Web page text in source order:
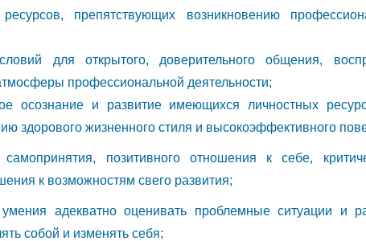
ресурсов, препятствующих возникновению
для открытого, доверительного общения,
профессиональной деятельности;
осознание и развитие имеющихся личностных
здорового жизненного стиля и высокоэффективного
позитивного отношения к себе,
к возможностям свего развития;
адекватно оценивать проблемные ситуации и
собой и изменять себя;